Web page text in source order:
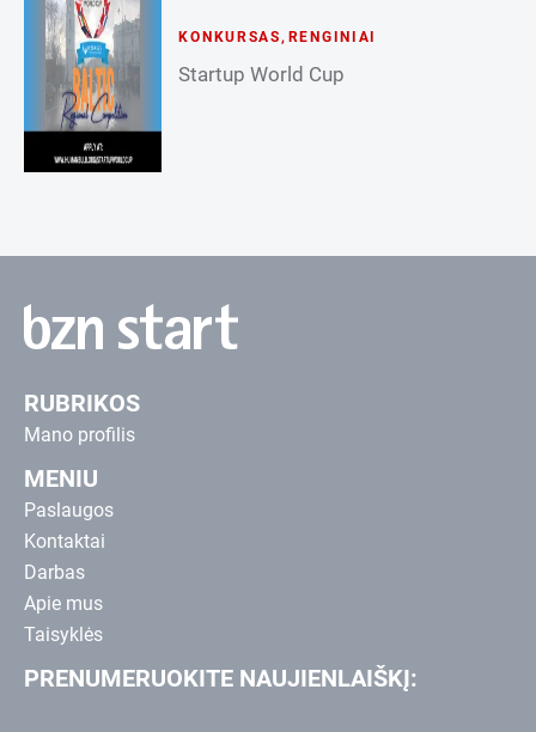
KONKURSAS, RENGINIAI
Startup World Cup
RUBRIKOS
Mano profilis
MENIU
Paslaugos
Kontaktai
Darbas
Apie mus
Taisyklės
PRENUMERUOKITE NAUJIENLAIŠKĮ: